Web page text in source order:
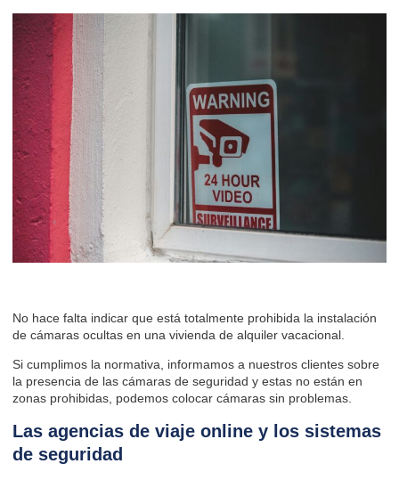
No hace falta indicar que está totalmente prohibida la instalación
de cámaras ocultas en una vivienda de alquiler vacacional.
Si cumplimos la normativa, informamos a nuestros clientes sobre
la presencia de las cámaras de seguridad y estas no están en
zonas prohibidas, podemos colocar cámaras sin problemas.
Las agencias de viaje online y los sistemas
de seguridad